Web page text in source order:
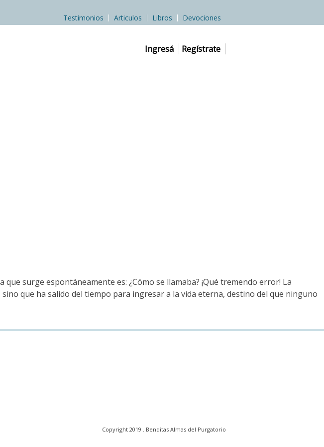
Testimonios Articulos Libros Devociones
Ingresá Regístrate
surge espontáneamente es: ¿Cómo se llamaba? ¡Qué tremendo error! La
que ha salido del tiempo para ingresar a la vida eterna, destino del que ninguno
Copyright 2019 . Benditas Almas del Purgatorio